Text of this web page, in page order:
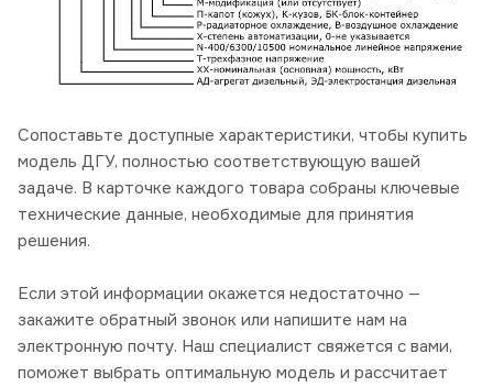
Сопоставьте доступные характеристики, чтобы купить
модель ДГУ, полностью соответствующую вашей
задаче. В карточке каждого товара собраны ключевые
технические данные, необходимые для принятия
решения.
Если этой информации окажется недостаточно —
закажите обратный звонок или напишите нам на
электронную почту. Наш специалист свяжется с вами,
поможет выбрать оптимальную модель и рассчитает